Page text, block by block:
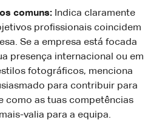
comuns: Indica claramente
profissionais coincidem
Se a empresa está focada
presença internacional ou em
fotográficos, menciona
para contribuir para
como as tuas competências
valia para a equipa.